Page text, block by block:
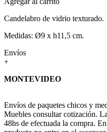
Candelabro de vidrio texturado.
Medidas: Ø9 x h11,5 cm.
Envíos
+
MONTEVIDEO
Envíos de paquetes chicos y
Muebles consultar cotización.
48hs de efectuada la compra.